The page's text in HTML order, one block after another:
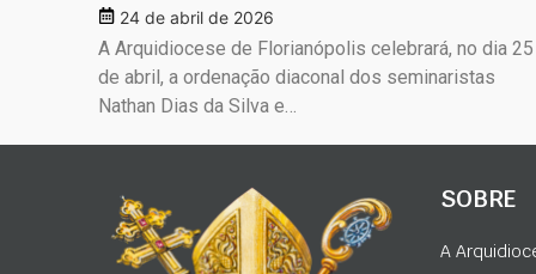
24 de abril de 2026
A Arquidiocese de Florianópolis celebrará, no dia 25
de abril, a ordenação diaconal dos seminaristas
Nathan Dias da Silva e…
SOBRE
A